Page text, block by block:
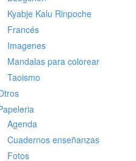
Kyabje Kalu Rinpoche
Francés
Imagenes
Mandalas para colorear
Taoismo
Agenda
Cuadernos enseñanzas
Fotos